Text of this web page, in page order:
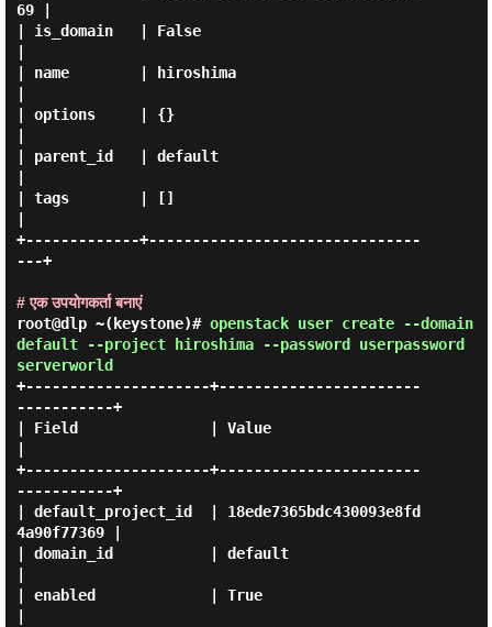
69 |
| is_domain   | False
| name        | hiroshima
| options     | {}
| parent_id   | default
| tags        | []
+-------------+-------------------------------
---+
# एक उपयोगकर्ता बनाएं
root@dlp ~(keystone)# openstack user create --domain
default --project hiroshima --password userpassword
serverworld
+---------------------+-----------------------
-----------+
| Field               | Value
+---------------------+-----------------------
-----------+
| default_project_id  | 18ede7365bdc430093e8fd
4a90f77369 |
| domain_id           | default
| enabled             | True